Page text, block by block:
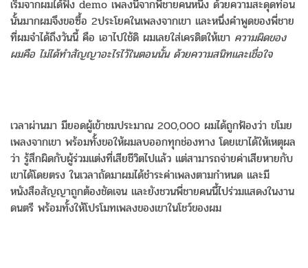
เริ่มจากผมได้ฟัง demo เพลงนี้จากพี่ชายคนหนึ่ง ด้วยความสะดุดท่อน
นั้นมากผมจึงขอซื้อ 2ประโยคในเพลงจากเขา และหนึ่งคำพูดของพี่ชาย
ที่ผมจำได้ถึงวันนี้ คือ เอาไปใช้ดิ ผมเลยใส่เครดิตให้เขา ความผิดของ
ผมคือ ไม่ได้ทำสัญญาอะไรไว้ในตอนนั้น ด้วยความสนิทและเชื่อใจ
เวลาผ่านมา มียอดผู้เข้าชมประมาณ 200,000 ผมได้ถูกฟ้องว่า ขโมย
เพลงจากเขา พร้อมทั้งขอให้ผมลบออกทุกช่องทาง โดยเขาได้ให้เหตุผล
ว่า รู้สึกผิดกับผู้ร่วมแต่งที่เสียชีวิตไปแล้ว แต่สามารถจ่ายค่าเสียหายกับ
เขาได้โดยตรง ในเวลาถัดมาผมได้ชำระค่าเพลงตามกำหนด และมี
หนังสือสัญญาถูกต้องชัดเจน และยังชวนพี่ชายคนนี้ไปร่วมแสดงในงาน
ดนตรี พร้อมทั้งให้โปรโมทเพลงของเขาในโชว์ของผม